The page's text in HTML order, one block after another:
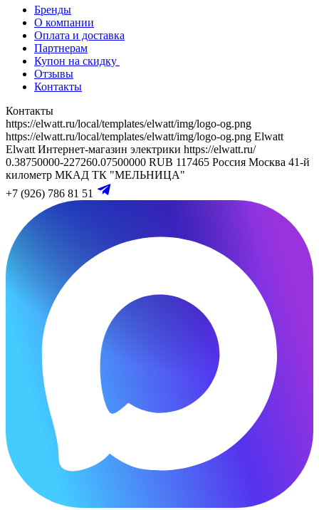
Бренды
О компании
Оплата и доставка
Партнерам
Купон на скидку
Отзывы
Контакты
Контакты
https://elwatt.ru/local/templates/elwatt/img/logo-og.png
https://elwatt.ru/local/templates/elwatt/img/logo-og.png Elwatt
Elwatt Интернет-магазин электрики https://elwatt.ru/
0.38750000-227260.07500000 RUB 117465 Россия Москва 41-й
километр МКАД ТК "МЕЛЬНИЦА"
+7 (926) 786 81 51